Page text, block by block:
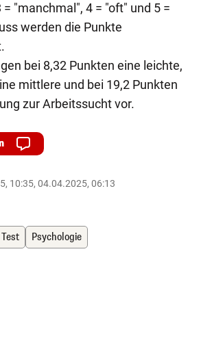
= "manchmal", 4 = "oft" und 5 =
werden die Punkte
bei 8,32 Punkten eine leichte,
mittlere und bei 19,2 Punkten
zur Arbeitssucht vor.
10:35, 04.04.2025, 06:13
Test Psychologie